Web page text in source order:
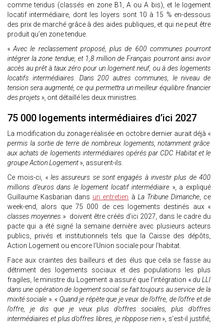
comme tendus (classés en zone B1, A ou A bis), et le logement
locatif intermédiaire, dont les loyers sont 10 à 15 % en-dessous
des prix de marché grâce à des aides publiques, et qui ne peut être
produit qu’en zone tendue.
« Avec le reclassement proposé, plus de 600 communes pourront
intégrer la zone tendue, et 1,8 million de Français pourront ainsi avoir
accès au prêt à taux zéro pour un logement neuf, ou à des logements
locatifs intermédiaires. Dans 200 autres communes, le niveau de
tension sera augmenté, ce qui permettra un meilleur équilibre financier
des projets », ont détaillé les deux ministres.
75 000 logements intermédiaires d’ici 2027
La modification du zonage réalisée en octobre dernier aurait déjà «
permis la sortie de terre de nombreux logements, notamment grâce
aux achats de logements intermédiaires opérés par CDC Habitat et le
groupe Action Logement», assurent-ils.
Ce mois-ci, « les assureurs se sont engagés à investir plus de 400
millions d’euros dans le logement locatif intermédiaire », a expliqué
Guillaume Kasbarian dans un entretien à La Tribune Dimanche, ce
week-end, alors que 75 000 de ces logements destinés aux «
classes moyennes » doivent être créés d’ici 2027, dans le cadre du
pacte qui a été signé la semaine dernière avec plusieurs acteurs
publics, privés et institutionnels tels que la Caisse des dépôts,
Action Logement ou encore l'Union sociale pour l'habitat.
Face aux craintes des bailleurs et des élus que cela se fasse au
détriment des logements sociaux et des populations les plus
fragiles, le ministre du Logement a assuré que l’intégration «du LLI
dans une opération de logement social se fait toujours au service de la
mixité sociale ». « Quand je répète que je veux de l’offre, de l’offre et de
l’offre, je dis que je veux plus d’offres sociales, plus d’offres
intermédiaires et plus d’offres libres, je n’oppose rien », s’est-il justifié,